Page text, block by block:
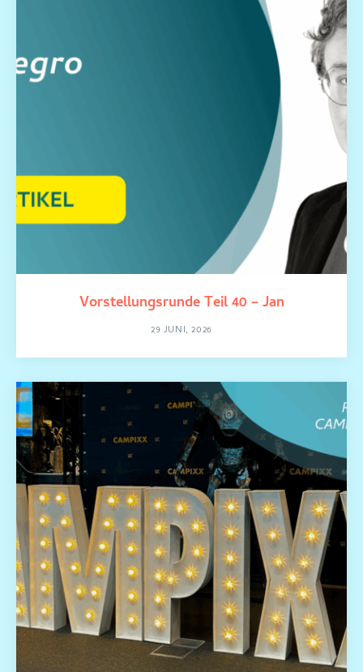
Vorstellungsrunde Teil 40 – Jan
29 JUNI, 2026